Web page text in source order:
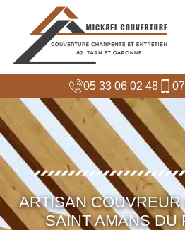
05 33 06 02 48
ARTISAN
SAINT AMANS DU